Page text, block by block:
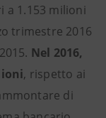
a 1.153 milioni
trimestre 2016
Nel 2016,
, rispetto ai
di